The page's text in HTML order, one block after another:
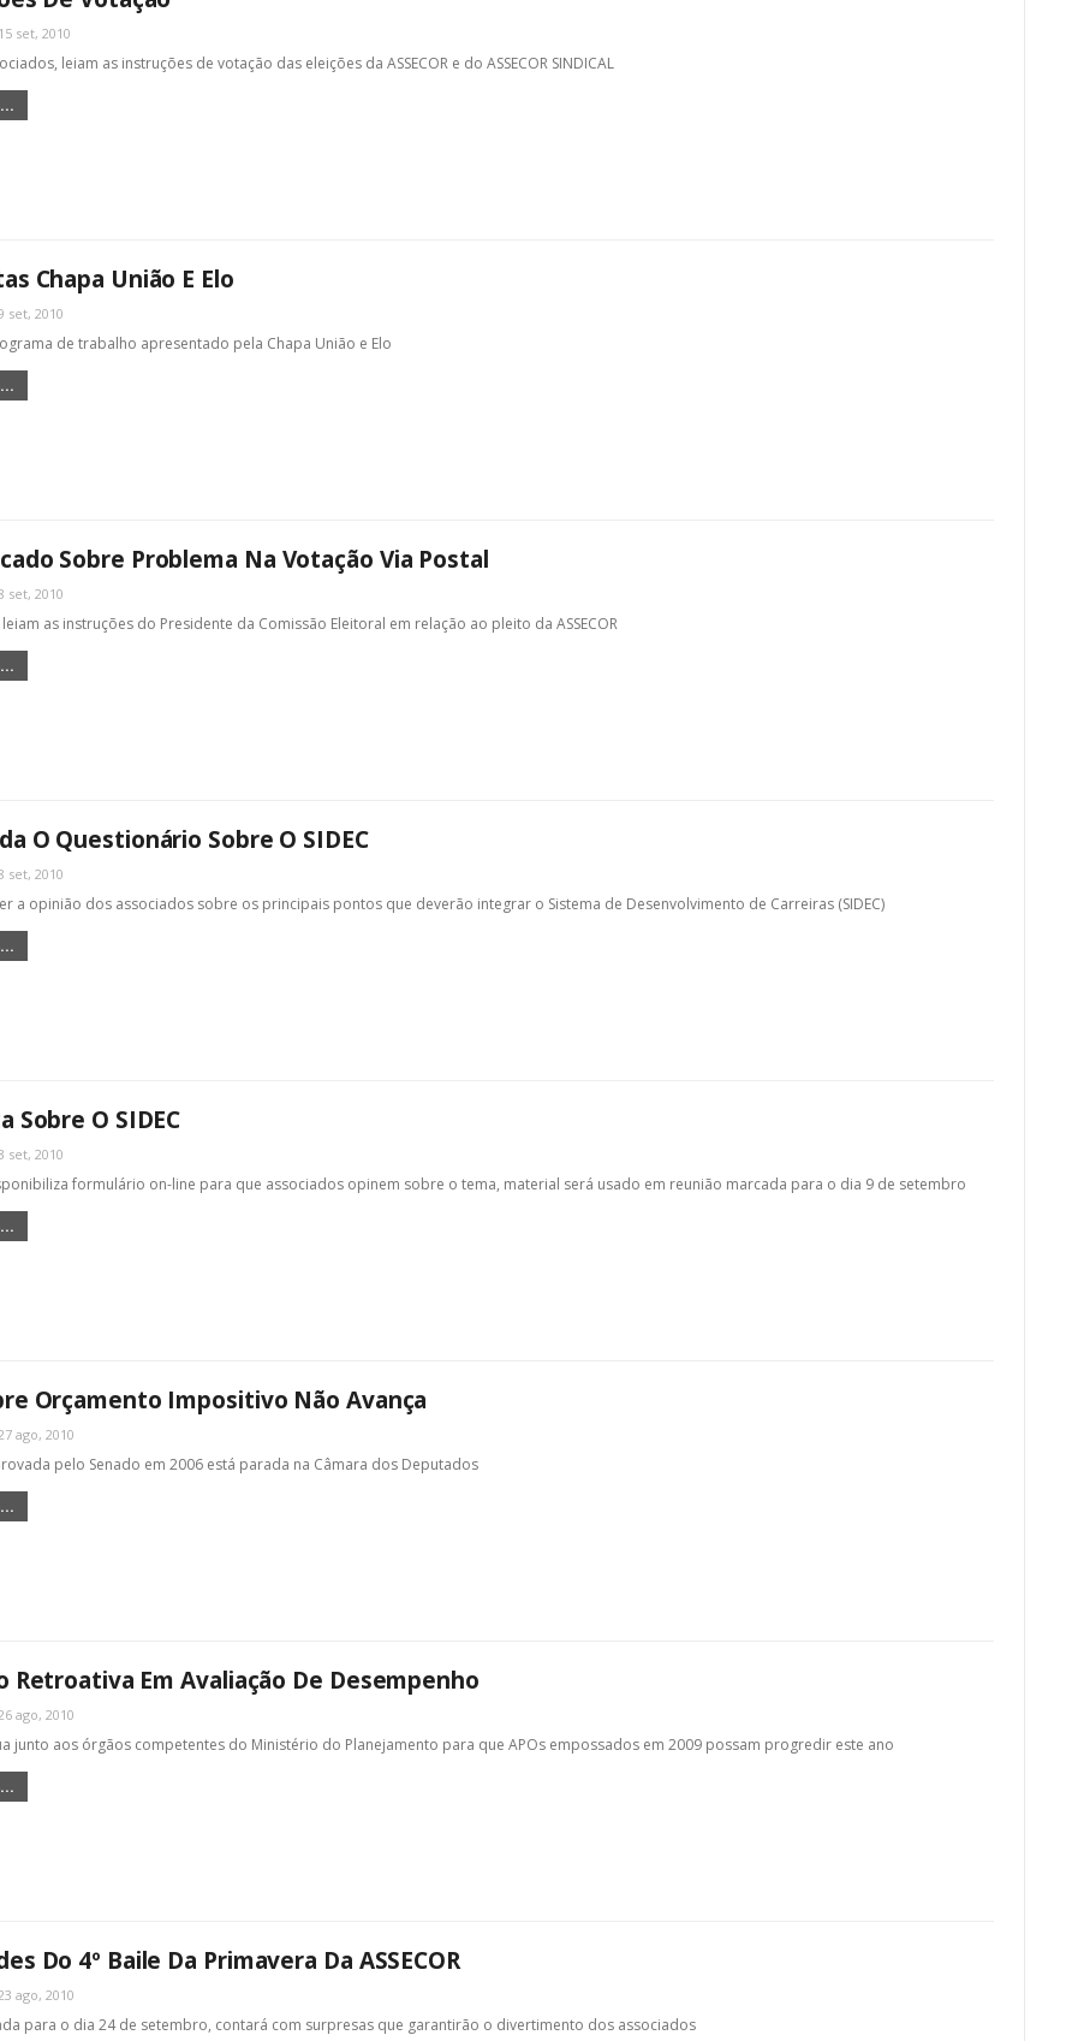
15 set, 2010
leiam as instruções de votação das eleições da ASSECOR e do ASSECOR SINDICAL
Chapa União E Elo
set, 2010
de trabalho apresentado pela Chapa União e Elo
Sobre Problema Na Votação Via Postal
set, 2010
as instruções do Presidente da Comissão Eleitoral em relação ao pleito da ASSECOR
O Questionário Sobre O SIDEC
set, 2010
a opinião dos associados sobre os principais pontos que deverão integrar o Sistema de Desenvolvimento de Carreiras (SIDEC)
Sobre O SIDEC
set, 2010
formulário on-line para que associados opinem sobre o tema, material será usado em reunião marcada para o dia 9 de setembro
Orçamento Impositivo Não Avança
ago, 2010
pelo Senado em 2006 está parada na Câmara dos Deputados
Retroativa Em Avaliação De Desempenho
ago, 2010
junto aos órgãos competentes do Ministério do Planejamento para que APOs empossados em 2009 possam progredir este ano
Do 4º Baile Da Primavera Da ASSECOR
ago, 2010
para o dia 24 de setembro, contará com surpresas que garantirão o divertimento dos associados